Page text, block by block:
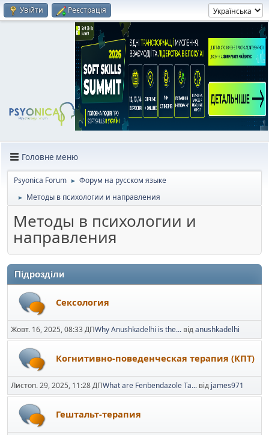
Увійти Реєстрація
Головне меню
Psyonica Forum ► Форум на русском языке
► Методы в психологии и направления
Методы в психологии и
направления
Підрозділи
Сексология
Жовт. 16, 2025, 08:33 ДПWhy Anushkadelhi is the... відanushkadelhi
Когнитивно-поведенческая терапия (КПТ)
Листоп. 29, 2025, 11:28 ДПWhat are Fenbendazole Ta... від james971
Гештальт-терапия